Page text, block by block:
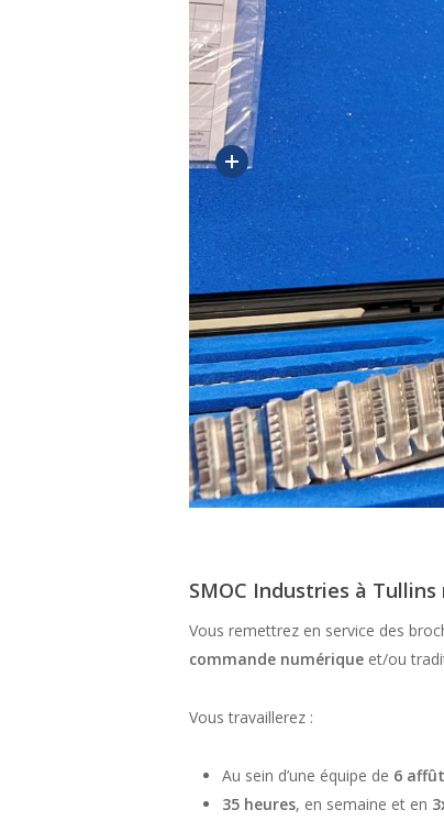
SMOC Industries à Tullins
Vous remettrez en service des
commande numérique et/ou
Vous travaillerez :
Au sein d’une équipe de 6
35 heures, en semaine et en